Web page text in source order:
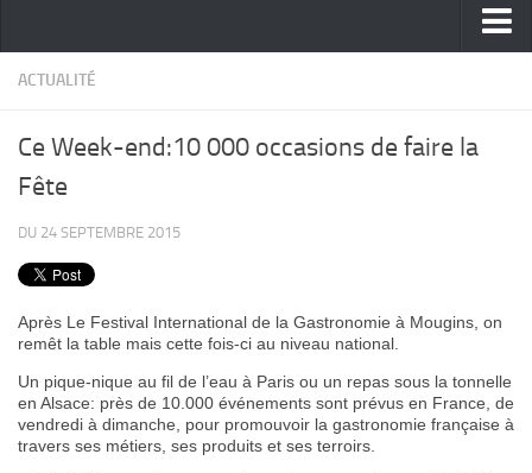
ACTUALITÉ
Entrées
Plats
Desserts
Sauces
ACTUALITÉ
Ce Week-end:10 000 occasions de faire la
Fête
DU 24 SEPTEMBRE 2015
Après Le Festival International de la Gastronomie à Mougins, on
remêt la table mais cette fois-ci au niveau national.
Un pique-nique au fil de l’eau à Paris ou un repas sous la tonnelle
en Alsace: près de 10.000 événements sont prévus en France, de
vendredi à dimanche, pour promouvoir la gastronomie française à
travers ses métiers, ses produits et ses terroirs.